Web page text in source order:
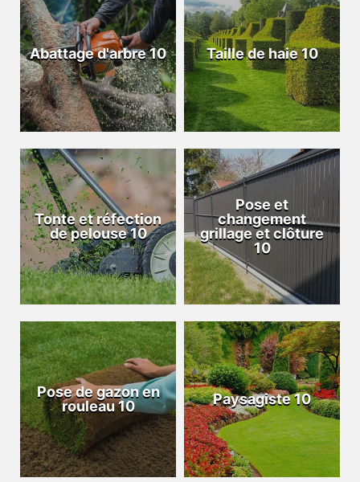
Abattage d'arbre 10 Taille de haie 10
Tonte et réfection
de pelouse 10
Pose et
changement
grillage et clôture
10
Pose de gazon en
rouleau 10
Paysagiste 10